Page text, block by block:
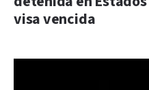
visa vencida